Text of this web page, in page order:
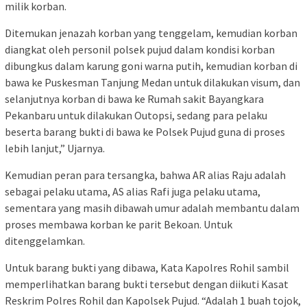
milik korban.
Ditemukan jenazah korban yang tenggelam, kemudian korban
diangkat oleh personil polsek pujud dalam kondisi korban
dibungkus dalam karung goni warna putih, kemudian korban di
bawa ke Puskesman Tanjung Medan untuk dilakukan visum, dan
selanjutnya korban di bawa ke Rumah sakit Bayangkara
Pekanbaru untuk dilakukan Outopsi, sedang para pelaku
beserta barang bukti di bawa ke Polsek Pujud guna di proses
lebih lanjut,” Ujarnya.
Kemudian peran para tersangka, bahwa AR alias Raju adalah
sebagai pelaku utama, AS alias Rafi juga pelaku utama,
sementara yang masih dibawah umur adalah membantu dalam
proses membawa korban ke parit Bekoan. Untuk
ditenggelamkan.
Untuk barang bukti yang dibawa, Kata Kapolres Rohil sambil
memperlihatkan barang bukti tersebut dengan diikuti Kasat
Reskrim Polres Rohil dan Kapolsek Pujud. “Adalah 1 buah tojok,